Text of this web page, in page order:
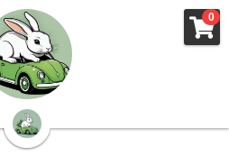
0
トップ）
シーポリシー・プロフィ
×
カテゴリー ×
カテゴリー